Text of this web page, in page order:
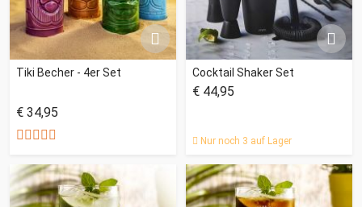
Tiki Becher - 4er Set
€ 34,95
Cocktail Shaker Set
€ 44,95
Nur noch 3 auf Lager